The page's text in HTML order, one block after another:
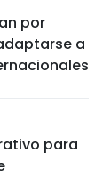
por
a
para